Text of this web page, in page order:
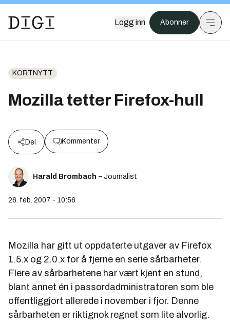
Logg inn Abonner
KORTNYTT
Mozilla tetter Firefox-hull
Del Kommenter
Harald Brombach – Journalist
26. feb. 2007 - 10:56
Mozilla har gitt ut oppdaterte utgaver av Firefox
1.5.x og 2.0.x for å fjerne en serie sårbarheter.
Flere av sårbarhetene har vært kjent en stund,
blant annet én i passordadministratoren som ble
offentliggjort allerede i november i fjor. Denne
sårbarheten er riktignok regnet som lite alvorlig.